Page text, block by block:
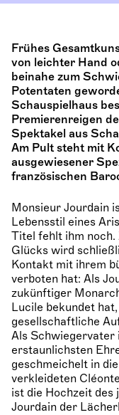
Frühes
von leichter Hand
beinahe zum
Potentaten
Schauspielhaus
Premierenreigen
Spektakel aus
Am Pult steht mit
ausgewiesener
französischen
Monsieur Jourdain
Lebensstil eines
Titel fehlt ihm noch.
Glücks wird
Kontakt mit ihrem
verboten hat: Als
zukünftiger
Lucile bekundet
gesellschaftliche
Als Schwiegervater
erstaunlichsten
geschmeichelt in
verkleideten
ist die Hochzeit des
Jourdain der